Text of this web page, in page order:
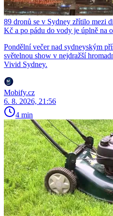
89 dronů se v Sydney zřítilo mezi
Kč a po pádu do vody je úplně na
Pondělní večer nad sydneyským
světelnou show v nejdražší
Vivid Sydney.
Mobify.cz
6. 8. 2026, 21:56
4 min